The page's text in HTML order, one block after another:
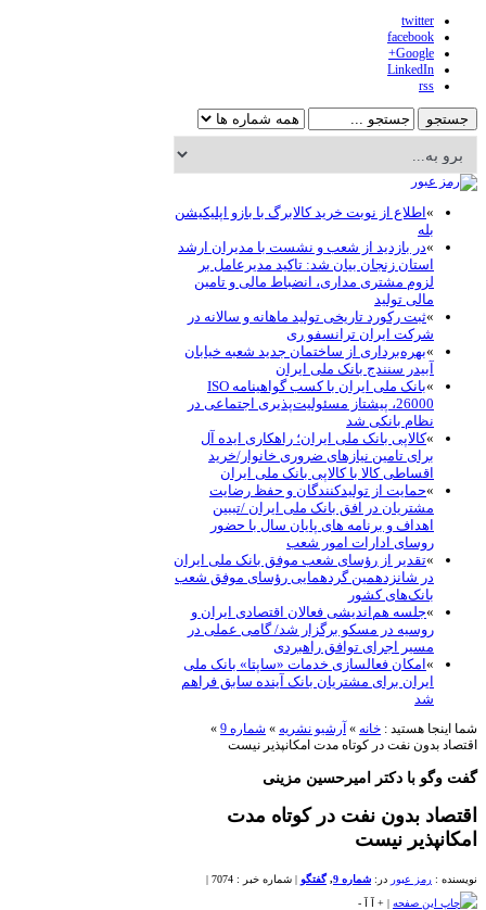
twitter
facebook
Google+
LinkedIn
rss
»اطلاع از نوبت خرید کالابرگ با بازو اپلیکیشن
بله
»در بازدید از شعب و نشست با مدیران ارشد
استان زنجان بیان شد: تاکید مدیرعامل بر
لزوم مشتری مداری، انضباط مالی و تامین
مالی تولید
»ثبت رکورد تاریخی تولید ماهانه و سالانه در
شرکت ایران ترانسفو ری
»بهره‌برداری از ساختمان جدید شعبه خیابان
آبیدر سنندج بانک ملی ایران
»
بانک ملی ایران با کسب گواهینامه ISO
26000، پیشتاز مسئولیت‌پذیری اجتماعی در
نظام بانکی شد
»کالاپی بانک ملی ایران؛ راهکاری ایده آل
برای تامین نیازهای ضروری خانوار/خرید
اقساطی کالا با کالاپی بانک ملی ایران
»حمایت از تولیدکنندگان و حفظ رضایت
مشتریان در افق بانک ملی ایران /تببین
اهداف و برنامه های پایان سال با حضور
روسای ادارات امور شعب
»تقدیر از رؤسای شعب موفق بانک ملی ایران
در شانزدهمین گردهمایی رؤسای موفق شعب
بانک‌های کشور
»جلسه هم‌اندیشی فعالان اقتصادی ایران و
روسیه در مسکو برگزار شد/ گامی عملی در
مسیر اجرای توافق راهبردی
»امکان فعالسازی خدمات «ساپتا» بانک ملی
ایران برای مشتریان بانک آینده سابق فراهم
شد
شما اینجا هستید : خانه » آرشیو نشریه » شماره 9
»
اقتصاد بدون نفت در کوتاه مدت امکانپذیر نیست
گفت وگو با دکتر امیرحسین مزینی
اقتصاد بدون نفت در کوتاه مدت
امکانپذیر نیست
نویسنده : رمز عبور در: شماره 9 ,گفتگو | شماره خبر : 7074
|
|
+ آ آ -